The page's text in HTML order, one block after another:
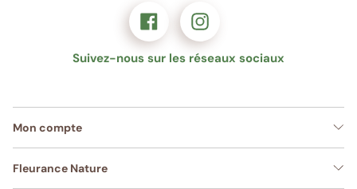
Suivez-nous sur les réseaux sociaux
Mon compte
Fleurance Nature